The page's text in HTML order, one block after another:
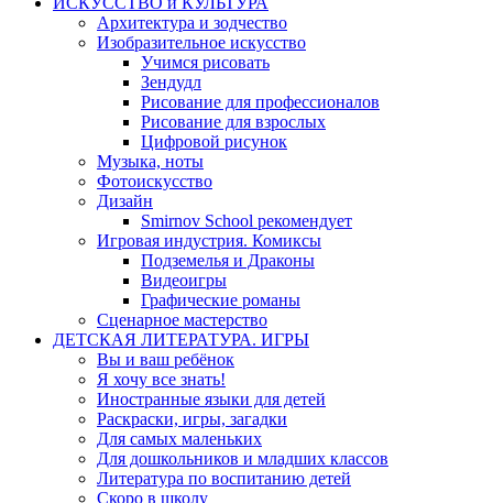
Архитектура и зодчество
Изобразительное искусство
Учимся рисовать
Зендудл
Рисование для профессионалов
Рисование для взрослых
Цифровой рисунок
Музыка, ноты
Фотоискусство
Дизайн
Smirnov School рекомендует
Игровая индустрия. Комиксы
Подземелья и Драконы
Видеоигры
Графические романы
Сценарное мастерство
ДЕТСКАЯ ЛИТЕРАТУРА. ИГРЫ
Вы и ваш ребёнок
Я хочу все знать!
Иностранные языки для детей
Раскраски, игры, загадки
Для самых маленьких
Для дошкольников и младших классов
Литература по воспитанию детей
Скоро в школу